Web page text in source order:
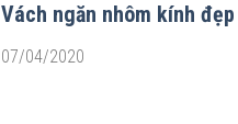
Vách ngăn nhôm kính đẹp
07/04/2020